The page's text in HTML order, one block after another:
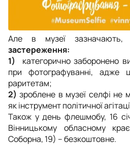
Але в музеї
застереження:
1)
категорично заборонено
при фотографуванні, адже
раритетам;
2) зроблене в музеї селфі не
як інструмент політичної
Також у день флешмобу, 16
Вінницькому обласному
Соборна, 19) –безкоштовне.